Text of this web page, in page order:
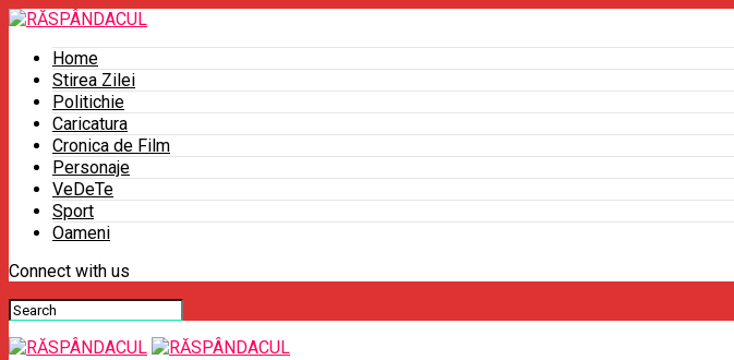
Home
Stirea Zilei
Politichie
Caricatura
Cronica de Film
Personaje
VeDeTe
Sport
Oameni
Connect with us